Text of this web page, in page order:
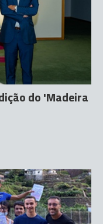
do 'Madeira